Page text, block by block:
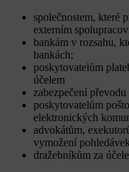
společnostem, které
externím
bankám v rozsahu,
bankách;
poskytovatelům
účelem
zabezpečení
poskytovatelům
elektronických
advokátům,
vymožení
dražebníkům za